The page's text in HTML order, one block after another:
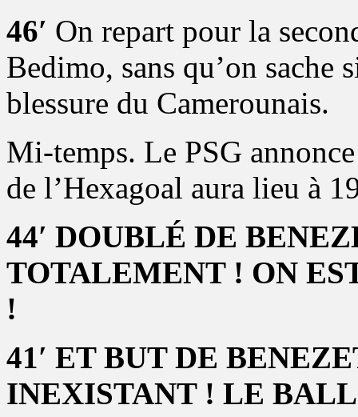
46′ On repart pour la
Bedimo, sans qu’on sache
blessure du Camerounais.
Mi-temps. Le PSG
de l’Hexagoal aura lieu à
44′ DOUBLÉ DE
TOTALEMENT ! ON
!
41′ ET BUT DE
INEXISTANT ! LE